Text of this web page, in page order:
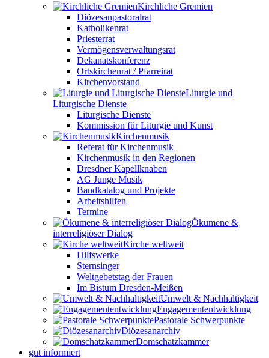
Kirchliche Gremien
Diözesanpastoralrat
Katholikenrat
Priesterrat
Vermögensverwaltungsrat
Dekanatskonferenz
Ortskirchenrat / Pfarreirat
Kirchenvorstand
Liturgie und
Liturgische Dienste
Liturgische Dienste
Kommission für Liturgie und Kunst
Kirchenmusik
Referat für Kirchenmusik
Kirchenmusik in den Regionen
Dresdner Kapellknaben
AG Junge Musik
Bandkatalog und Projekte
Arbeitshilfen
Termine
Ökumene &
interreligiöser Dialog
Kirche weltweit
Hilfswerke
Sternsinger
Weltgebetstag der Frauen
Im Bistum Dresden-Meißen
Umwelt & Nachhaltigkeit
Engagemententwicklung
Pastorale Schwerpunkte
Diözesanarchiv
Domschatzkammer
gut informiert